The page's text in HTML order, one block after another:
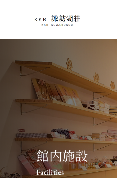
館内施設
Facilities